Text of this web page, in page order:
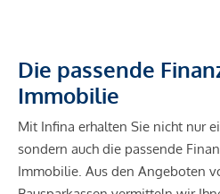
Die passende
Immobilie
Mit Infina erhalten Sie nicht nur
sondern auch die passende
Immobilie. Aus den Angeboten